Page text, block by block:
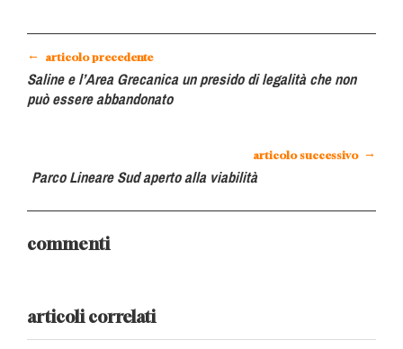
← articolo precedente
Saline e l’Area Grecanica un presido di legalità che non
può essere abbandonato
articolo successivo →
Parco Lineare Sud aperto alla viabilità
commenti
articoli correlati